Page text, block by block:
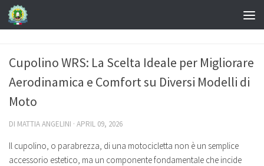
Cupolino WRS: La Scelta Ideale per Migliorare
Aerodinamica e Comfort su Diversi Modelli di
Moto
DI MATTIA ANGELINI · APRIL 09, 2026
Il cupolino, o parabrezza, di una motocicletta non è un semplice
accessorio estetico, ma un componente fondamentale che incide